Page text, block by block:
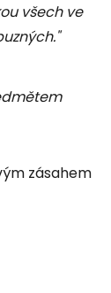
všech ve
zásahem